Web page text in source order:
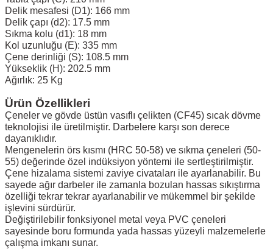
Delik mesafesi (D1): 166 mm
Delik çapı (d2): 17.5 mm
Sıkma kolu (d1): 18 mm
Kol uzunluğu (E): 335 mm
Çene derinliği (S): 108.5 mm
Yükseklik (H): 202.5 mm
Ağırlık: 25 Kg
Ürün Özellikleri
Çeneler ve gövde üstün vasıflı çelikten (CF45) sıcak dövme
teknolojisi ile üretilmiştir. Darbelere karşı son derece
dayanıklıdır.
Mengenelerin örs kısmı (HRC 50-58) ve sıkma çeneleri (50-
55) değerinde özel indüksiyon yöntemi ile sertleştirilmiştir.
Çene hizalama sistemi zaviye civataları ile ayarlanabilir. Bu
sayede ağır darbeler ile zamanla bozulan hassas sıkıştırma
özelliği tekrar tekrar ayarlanabilir ve mükemmel bir şekilde
işlevini sürdürür.
Değiştirilebilir fonksiyonel metal veya PVC çeneleri
sayesinde boru formunda yada hassas yüzeyli malzemelerle
çalışma imkanı sunar.